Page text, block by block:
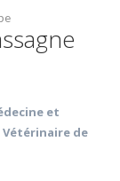
et
Vétérinaire de